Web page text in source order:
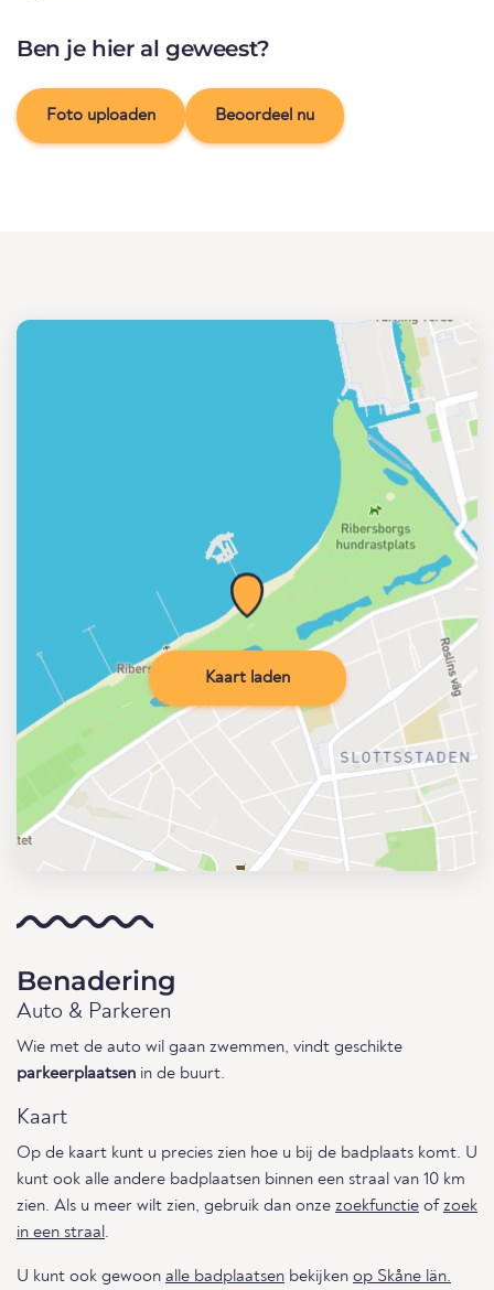
Ben je hier al geweest?
Foto uploaden Beoordeel nu
Kaart laden
Benadering
Auto & Parkeren
Wie met de auto wil gaan zwemmen, vindt geschikte
parkeerplaatsen in de buurt.
Kaart
Op de kaart kunt u precies zien hoe u bij de badplaats komt. U
kunt ook alle andere badplaatsen binnen een straal van 10 km
zien. Als u meer wilt zien, gebruik dan onze zoekfunctie ofzoek
in een straal .
U kunt ook gewoon alle badplaatsen bekijken op Skåne län.